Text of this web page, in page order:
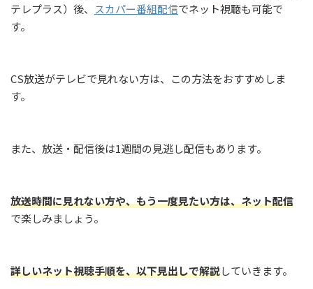
テレプラス）後、 スカパー番組配信でネット視聴も可能で
す。
CS放送がテレビで見れない方は、この方法をおすすめしま
す。
また、放送・配信後は1週間の見逃し配信もあります。
放送時間に見れない方や、もう一度見たい方は、ネット配信
で楽しみましょう。
詳しいネット視聴手順を、以下見出しで解説していきます。